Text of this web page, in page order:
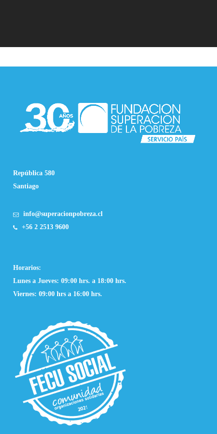
República 580
Santiago
info@superacionpobreza.cl
+56 2 2513 9600
Horarios:
Lunes a Jueves: 09:00 hrs. a 18:00 hrs.
Viernes: 09:00 hrs a 16:00 hrs.